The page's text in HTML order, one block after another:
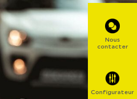
Nous
contacter
Configurateur